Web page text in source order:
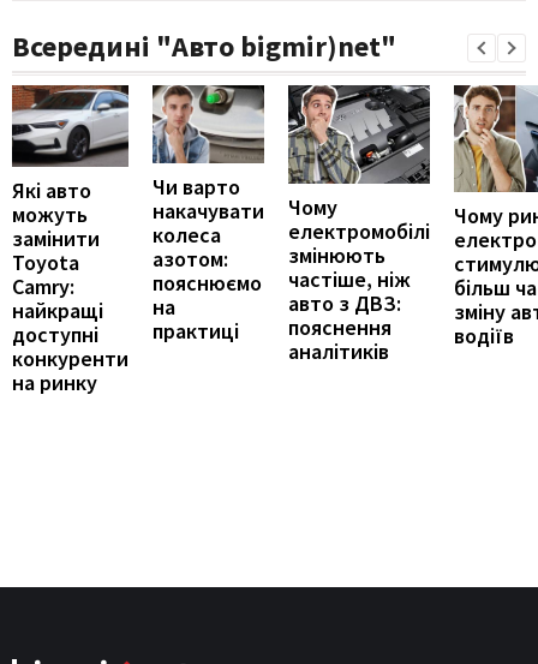
Всередині "Авто bigmir)net"
Які авто
можуть
замінити
Toyota
Camry:
найкращі
доступні
конкуренти
на ринку
Чи варто
накачувати
колеса
азотом:
пояснюємо
на
практиці
Чому
електромобілі
змінюють
частіше, ніж
авто з ДВЗ:
пояснення
аналітиків
Чому
більш
зміну
водіїв